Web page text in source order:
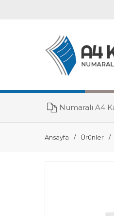
Numaralı A4
Toner Grubu
Ansayfa Ürünler